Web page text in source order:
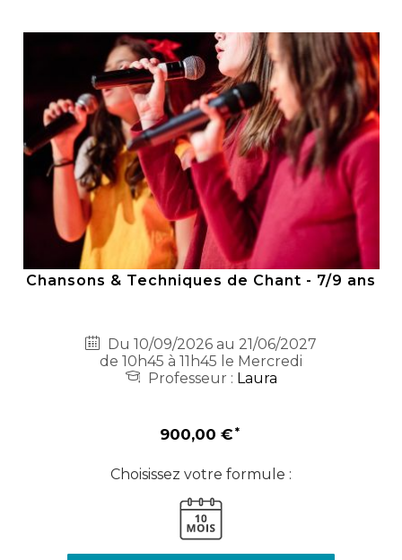
Chansons & Techniques de Chant - 7/9 ans
Du 10/09/2026 au 21/06/2027
de 10h45 à 11h45 le Mercredi
Professeur : Laura
900,00 €
Choisissez votre formule :